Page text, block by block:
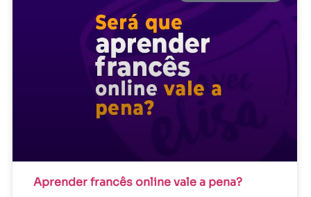
Aprender francês online vale a pena?